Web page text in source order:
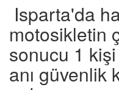
Isparta'da
motosikletin
sonucu 1
anı güvenlik